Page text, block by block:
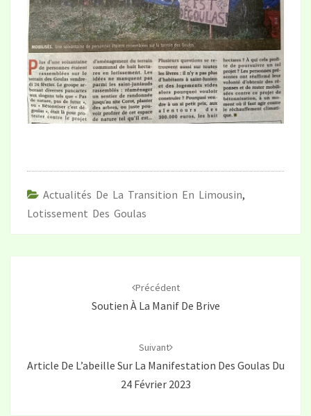
Actualités De La Transition En Limousin,
Lotissement Des Goulas
Précédent
Soutien À La Manif De Brive
Suivant
Article De L’abeille Sur La Manifestation Des Goulas Du
24 Février 2023